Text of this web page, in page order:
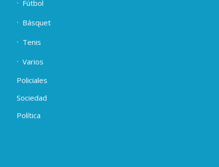
Fútbol
Básquet
Tenis
Varios
Policiales
Sociedad
Política